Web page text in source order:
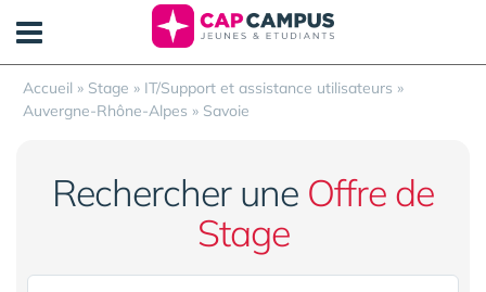
Accueil » Stage » IT/Support et assistance utilisateurs »
Auvergne-Rhône-Alpes » Savoie
Rechercher une Offre de
Stage
Panneau de gestion des cookies